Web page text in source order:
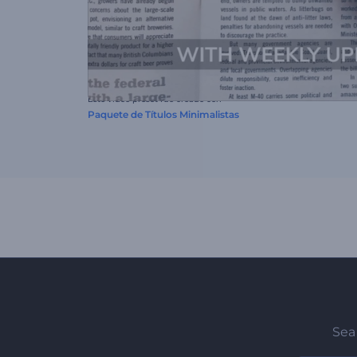
Este video preset fue creado con
Paquete de Títulos Minimalistas